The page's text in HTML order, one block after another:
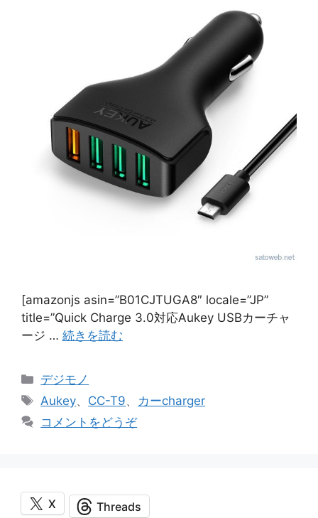
[amazonjs asin=”B01CJTUGA8″ locale=”JP”
title=”Quick Charge 3.0対応Aukey USBカーチャ
ージ … 続きを読む
カ
テ
リ
デジモノ
タ
グ
Aukey、 CC-T9、 カーcharger
コメントをどうぞ
X Threads